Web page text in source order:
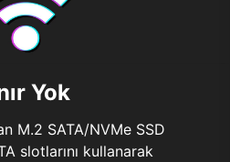
Yok
M.2 SATA/NVMe SSD
slotlarını kullanarak